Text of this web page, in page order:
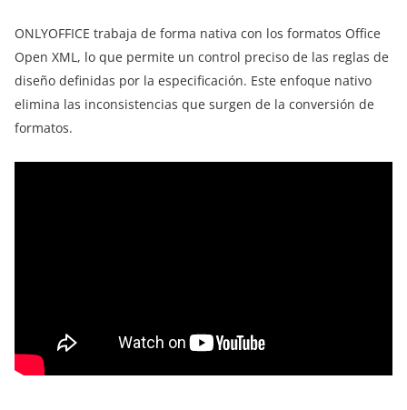
ONLYOFFICE trabaja de forma nativa con los formatos Office
Open XML, lo que permite un control preciso de las reglas de
diseño definidas por la especificación. Este enfoque nativo
elimina las inconsistencias que surgen de la conversión de
formatos.